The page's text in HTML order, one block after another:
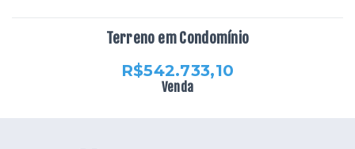
Terreno em Condomínio
R$542.733,10
Venda